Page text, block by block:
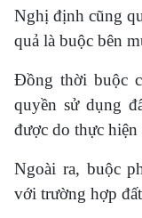
Nghị định cũng
quả là buộc bên
Đồng thời buộc
quyền sử dụng
được do thực
Ngoài ra, buộc
với trường hợp